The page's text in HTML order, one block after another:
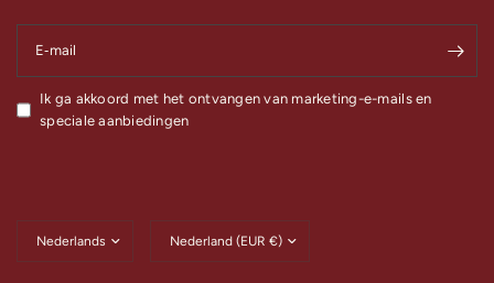
E‑mail
Ik ga akkoord met het ontvangen van marketing-e-mails en
speciale aanbiedingen